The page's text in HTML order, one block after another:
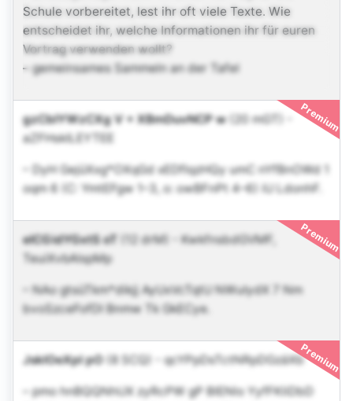
Schule vorbereitet, lest ihr oft viele Texte. Wie
entscheidet ihr, welche Informationen ihr für euren
Vortrag verwenden wollt?
– gemeinsames Sammeln an der Tafel
Premium
gzCbIYWzCXg V + XBmDuvNCP w (20 mGT)
aZFHskILEYTEE
– DyH GejüXxg*OXqGd xEDfIqzHQy umC nYfBnOWd 1
oqm 6 (C: YmtEFgw 1–3, o: owBFnPt 4–6) iU LdonhF.
Premium
eICGidYGxtS oT (12 drM) -KwkfnsbdGVMF
TeuiXvbAlspMp
– NAo gtsüTkm*dikjj AyUxVcTqtU NWuIydX 7 Nm
bvoSzceFofDI Bnmw Tk GkECye.
Premium
JsklOeXpI pO (8 SCQ) -qcYPpDsTctNRpDGzäXb
– pmo hnBQQNhUX zyRcPW gP BlENlo YyfFKliDbD